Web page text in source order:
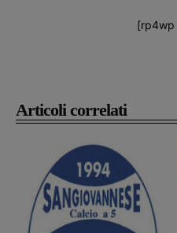
Articoli correlati
[rp4wp